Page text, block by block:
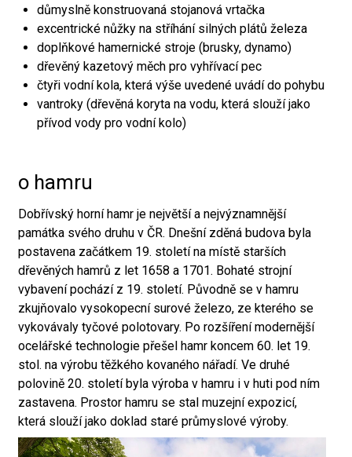
důmyslně konstruovaná stojanová vrtačka
excentrické nůžky na stříhání silných plátů železa
doplňkové hamernické stroje (brusky, dynamo)
dřevěný kazetový měch pro vyhřívací pec
čtyři vodní kola, která výše uvedené uvádí do pohybu
vantroky (dřevěná koryta na vodu, která slouží jako
přívod vody pro vodní kolo)
o hamru
Dobřívský horní hamr je největší a nejvýznamnější
památka svého druhu v ČR. Dnešní zděná budova byla
postavena začátkem 19. století na místě starších
dřevěných hamrů z let 1658 a 1701. Bohaté strojní
vybavení pochází z 19. století. Původně se v hamru
zkujňovalo vysokopecní surové železo, ze kterého se
vykovávaly tyčové polotovary. Po rozšíření modernější
ocelářské technologie přešel hamr koncem 60. let 19.
stol. na výrobu těžkého kovaného nářadí. Ve druhé
polovině 20. století byla výroba v hamru i v huti pod ním
zastavena. Prostor hamru se stal muzejní expozicí,
která slouží jako doklad staré průmyslové výroby.